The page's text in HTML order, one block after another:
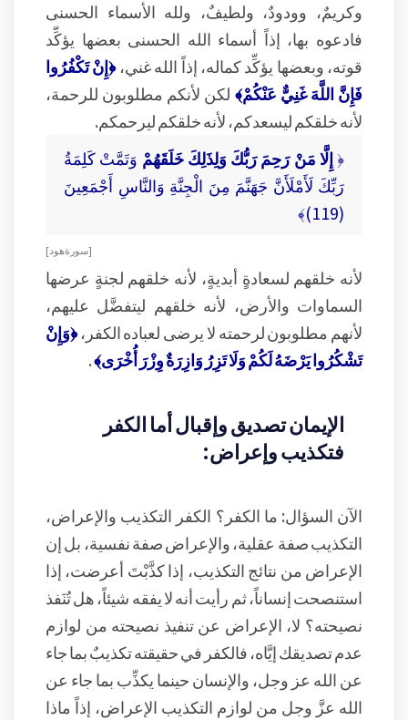
وكريمٌ، وودودٌ، ولطيفٌ، ولله الأسماء الحسنى
فادعوه بها، إذاً أسماء الله الحسنى بعضها يؤكِّد
قوته، وبعضها يؤكِّد كماله، إذاً الله غني،﴿إِنْ تَكْفُرُوا
فَإِنَّ اللَّهَ غَنِيٌّ عَنْكُمْ﴾ لكن لأنكم مطلوبون للرحمة،
لأنه خلقكم ليسعدكم، لأنه خلقكم ليرحمكم.
﴿إِلَّا مَنْ رَحِمَ رَبُّكَ وَلِذَلِكَ خَلَقَهُمْ وَتَمَّتْ كَلِمَةُ
رَبِّكَ لَأَمْلَأَنَّ جَهَنَّمَ مِنَ الْجِنَّةِ وَالنَّاسِ أَجْمَعِينَ
(119)﴾
[ سورة هود ]
لأنه خلقهم لسعادةٍ أبديةٍ، لأنه خلقهم لجنةٍ عرضها
السماوات والأرض، لأنه خلقهم ليتفضَّل عليهم،
لأنهم مطلوبون لرحمته لا يرضى لعباده الكفر،﴿وَإِنْ
تَشْكُرُوا يَرْضَهُ لَكُمْ وَلَا تَزِرُ وَازِرَةٌ وِزْرَ أُخْرَى﴾.
الإيمان تصديق وإقبال أما الكفر
فتكذيب وإعراض:
الآن السؤال: ما الكفر؟ الكفر التكذيب والإعراض،
التكذيب صفة عقلية، والإعراض صفة نفسية، بل إن
الإعراض من نتائج التكذيب، إذا كذَّبْتَ أعرضت، إذا
استنصحت إنساناً، ثم رأيت أنه لا يفقه شيئاً، هل تُنَفذ
نصيحته؟ لا، الإعراض عن تنفيذ نصيحته من لوازم
عدم تصديقك إيَّاه، فالكفر في حقيقته تكذيبٌ بما جاء
عن الله عز وجل، والإنسان حينما يكذِّب بما جاء عن
الله عزَّ وجل من لوازم التكذيب الإعراض، إذاً ماذا